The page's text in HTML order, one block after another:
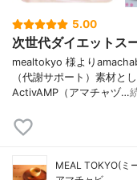
5.00
次世代ダイエットス
mealtokyo 様より
（代謝サポート）素材と
ActivAMP（アマチャヅ…
MEAL TOKYO(ミ